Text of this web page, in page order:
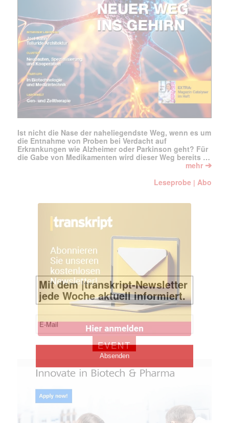
Ist nicht die Nase der naheliegendste Weg, wenn es um
die Entnahme von Proben bei Verdacht auf
Erkrankungen wie Alzheimer oder Parkinson geht? Für
die Gabe von Medikamenten wird dieser Weg bereits …
mehr ➔
Leseprobe |Abo
EVENT